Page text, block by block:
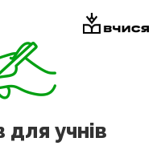
для учнів